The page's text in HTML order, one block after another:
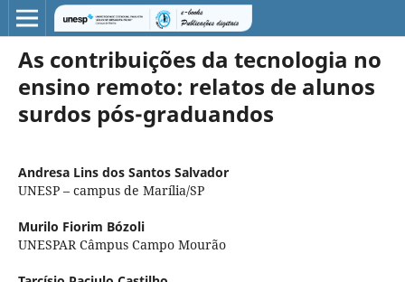
As contribuições da tecnologia no
ensino remoto: relatos de alunos
surdos pós-graduandos
Andresa Lins dos Santos Salvador
UNESP – campus de Marília/SP
Murilo Fiorim Bózoli
UNESPAR Câmpus Campo Mourão